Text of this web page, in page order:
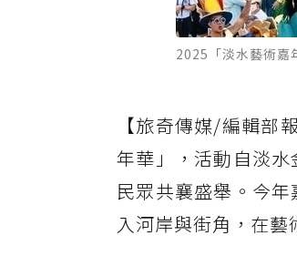
2025「淡水藝術嘉
【旅奇傳媒/編輯部
年華」，活動自淡
民眾共襄盛舉。今
入河岸與街角，在藝